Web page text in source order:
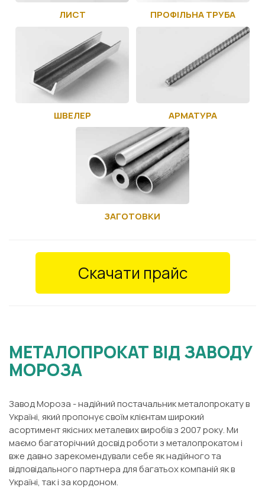
ЛИСТ ПРОФІЛЬНА ТРУБА
ШВЕЛЕР АРМАТУРА
ЗАГОТОВКИ
Скачати прайс
МЕТАЛОПРОКАТ ВІД ЗАВОДУ
МОРОЗА
Завод Мороза - надійний постачальник металопрокату в
Україні, який пропонує своїм клієнтам широкий
асортимент якісних металевих виробів з 2007 року. Ми
маємо багаторічний досвід роботи з металопрокатом і
вже давно зарекомендували себе як надійного та
відповідального партнера для багатьох компаній як в
Україні, так і за кордоном.